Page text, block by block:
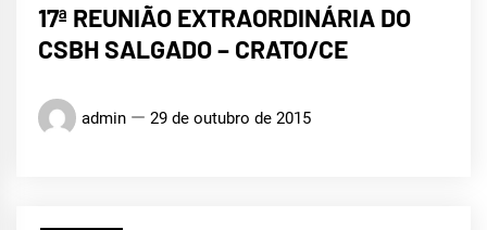
17ª REUNIÃO EXTRAORDINÁRIA DO
CSBH SALGADO – CRATO/CE
admin 29 de outubro de 2015